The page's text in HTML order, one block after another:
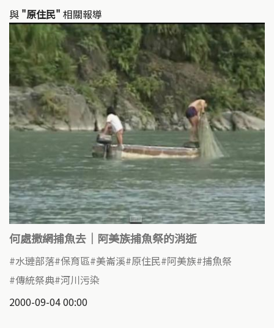
與 "原住民" 相關報導
何處撒網捕魚去｜阿美族捕魚祭的消逝
水璉部落 保育區 美崙溪 原住民 阿美族 捕魚祭
傳統祭典 河川污染
2000-09-04 00:00